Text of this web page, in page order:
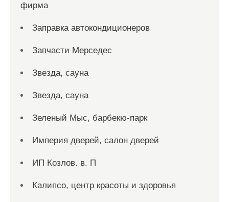
фирма
Заправка автокондиционеров
Запчасти Мерседес
Звезда, сауна
Звезда, сауна
Зеленый Мыс, барбекю-парк
Империя дверей, салон дверей
ИП Козлов. в. П
Калипсо, центр красоты и здоровья